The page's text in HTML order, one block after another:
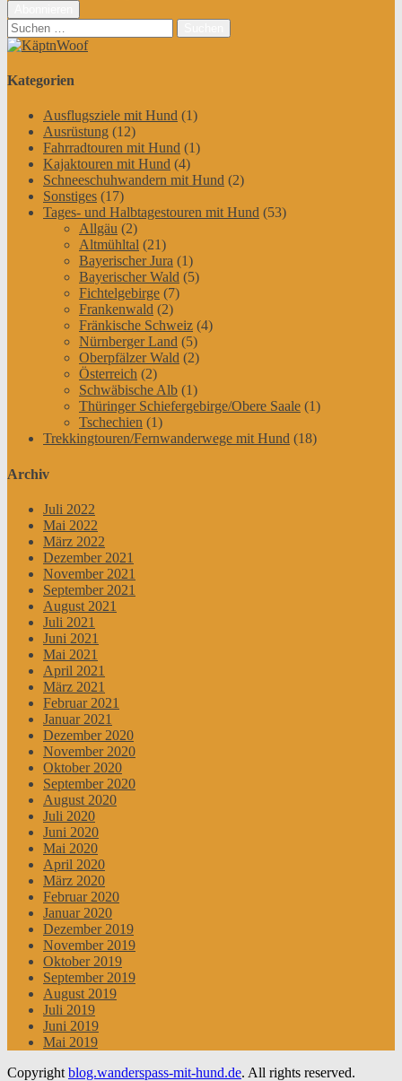
Suchen
nach:
Kategorien
Ausflugsziele mit Hund (1)
Ausrüstung (12)
Fahrradtouren mit Hund (1)
Kajaktouren mit Hund (4)
Schneeschuhwandern mit Hund (2)
Sonstiges (17)
Tages- und Halbtagestouren mit Hund (53)
Allgäu (2)
Altmühltal (21)
Bayerischer Jura (1)
Bayerischer Wald (5)
Fichtelgebirge (7)
Frankenwald (2)
Fränkische Schweiz (4)
Nürnberger Land (5)
Oberpfälzer Wald (2)
Österreich (2)
Schwäbische Alb (1)
Thüringer Schiefergebirge/Obere Saale (1)
Tschechien (1)
Trekkingtouren/Fernwanderwege mit Hund (18)
Archiv
Juli 2022
Mai 2022
März 2022
Dezember 2021
November 2021
September 2021
August 2021
Juli 2021
Juni 2021
Mai 2021
April 2021
März 2021
Februar 2021
Januar 2021
Dezember 2020
November 2020
Oktober 2020
September 2020
August 2020
Juli 2020
Juni 2020
Mai 2020
April 2020
März 2020
Februar 2020
Januar 2020
Dezember 2019
November 2019
Oktober 2019
September 2019
August 2019
Juli 2019
Juni 2019
Mai 2019
Copyright blog.wanderspass-mit-hund.de. All rights reserved.